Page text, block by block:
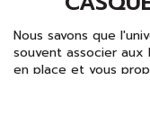
Nous savons que
souvent associer aux
en place et vous
propres EOLE et